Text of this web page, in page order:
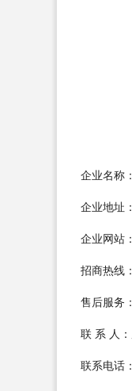
企业名称
企业地址
企业网站：
招商热线
售后服务
联 系 人
联系电话